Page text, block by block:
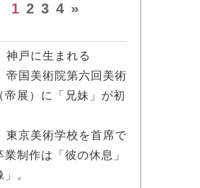
1 2 3 4 »
戸に生まれる
国美術院第六回美術
帝展）に「兄妹」が初
京美術学校を首席で
業制作は「彼の休息」
」。